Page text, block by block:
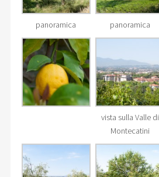
panoramica panoramica
vista sulla Valle di
Montecatini